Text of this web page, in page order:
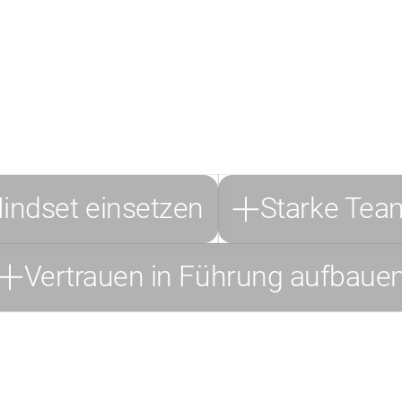
einsetzen Starke
Vertrauen in Führung